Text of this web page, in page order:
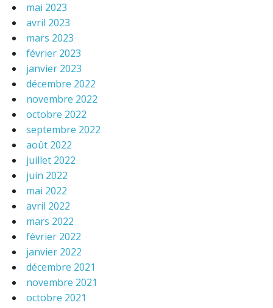
mai 2023
avril 2023
mars 2023
février 2023
janvier 2023
décembre 2022
novembre 2022
octobre 2022
septembre 2022
août 2022
juillet 2022
juin 2022
mai 2022
avril 2022
mars 2022
février 2022
janvier 2022
décembre 2021
novembre 2021
octobre 2021